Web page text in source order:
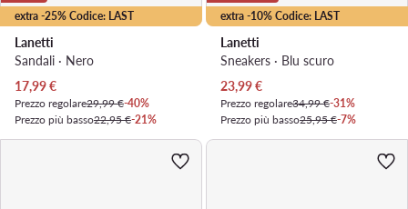
extra -25% Codice: LAST
Lanetti
Sandali · Nero
Prezzo attuale
17,99€
Prezzo regolare29,99 €-40%
Prezzo più basso22,95 €-21%
extra -10% Codice: LAST
Lanetti
Sneakers · Blu scuro
Prezzo attuale
23,99€
Prezzo regolare34,99 €-31%
Prezzo più basso25,95 €-7%